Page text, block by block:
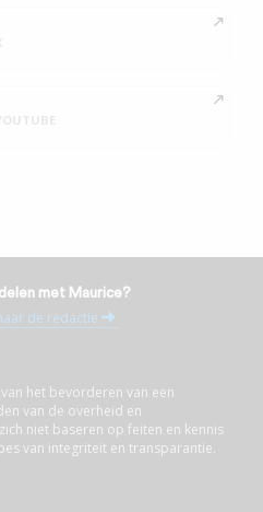
met Maurice?
de redactie
het bevorderen van een
van de overheid en
niet baseren op feiten en kennis
van integriteit en transparantie.